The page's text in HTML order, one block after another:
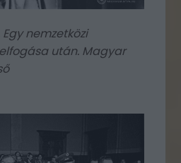
Egy nemzetközi
után. Magyar